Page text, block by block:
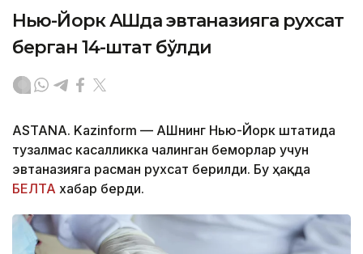
Нью-Йорк АҚШда эвтаназияга рухсат
берган 14-штат бўлди
ASTANA. Kazinform — АҚШнинг Нью-Йорк штатида
тузалмас касалликка чалинган беморлар учун
эвтаназияга расман рухсат берилди. Бу ҳақда
БЕЛТА хабар берди.